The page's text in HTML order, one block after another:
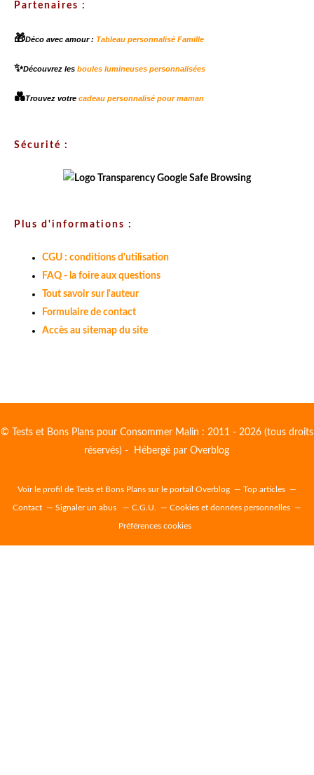
Partenaires :
🎁Déco avec amour : Tableau personnalisé Famille
✨Découvrez les boules lumineuses personnalisées
💑Trouvez votre cadeau personnalisé pour maman
Sécurité :
Plus d'informations :
CGU : conditions d'utilisation
FAQ - la foire aux questions
Tout savoir sur l'auteur
Formulaire de contact
Accès au sitemap du site
© Tests et Bons Plans pour Consommer Malin : 2011 - 2026 (tous droits
réservés) - Hébergé parOverblog
Voir le profil de Tests et Bons Plans sur le portail Overblog Top articles
Contact Signaler un abus C.G.U. Cookies et données personnelles
Préférences cookies